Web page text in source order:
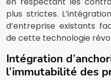
plus strictes.
d’entreprise existants
de cette technologie
Intégration
l’immutabilité des